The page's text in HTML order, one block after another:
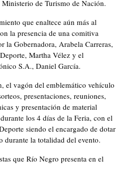
de Turismo de Nación.
que enaltece aún más al
la presencia de una comitiva
la Gobernadora, Arabela Carreras,
Martha Vélez y el
S.A., Daniel García.
el vagón del emblemático vehículo
presentaciones, reuniones,
y presentación de material
los 4 días de la Feria, con el
siendo el encargado de dotar
durante la totalidad del evento.
que Río Negro presenta en el